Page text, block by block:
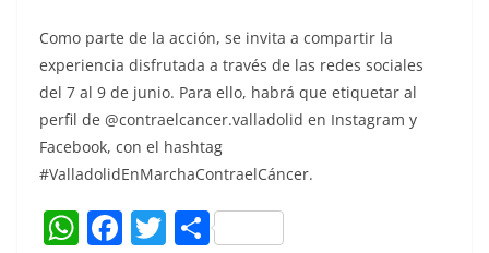
Como parte de la acción, se invita a compartir la
experiencia disfrutada a través de las redes sociales
del 7 al 9 de junio. Para ello, habrá que etiquetar al
perfil de @contraelcancer.valladolid en Instagram y
Facebook, con el hashtag
#ValladolidEnMarchaContraelCáncer.
W F T C